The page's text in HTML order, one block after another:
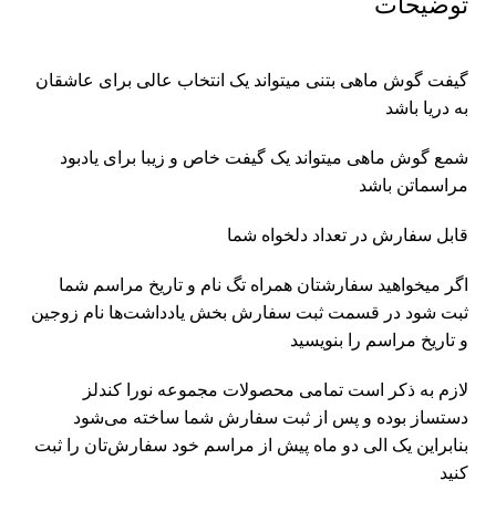
گیفت گوش ماهی بتنی میتواند یک انتخاب عالی برای عاشقان
به دریا باشد
شمع گوش ماهی میتواند یک گیفت خاص و زیبا برای یادبود
مراسماتن باشد
قابل سفارش در تعداد دلخواه شما
اگر میخواهید سفارشتان همراه تگ نام و تاریخ مراسم شما
ثبت شود در قسمت ثبت سفارش بخش یادداشت‌ها نام زوجین
و تاریخ مراسم را بنویسید
لازم به ذکر است تمامی محصولات مجموعه نورا کندلز
دستساز بوده و پس از ثبت سفارش شما ساخته می‌شود
بنابراین یک الی دو ماه پیش از مراسم خود سفارش‌تان را ثبت
کنید